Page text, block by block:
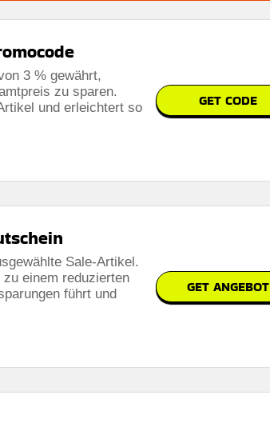
3 % gewährt,
zu sparen.
und erleichtert so
GET CODE
Sale-Artikel.
einem reduzierten
führt und
GET ANGEBOT